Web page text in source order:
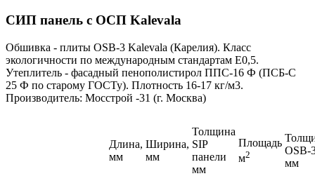
СИП панель с ОСП Kalevala
Обшивка - плиты ОSB-3 Kalevala (Карелия). Класс
экологичности по международным стандартам Е0,5.
Утеплитель - фасадный пенополистирол ППС-16 Ф (ПСБ-С
25 Ф по старому ГОСТу). Плотность 16-17 кг/м3.
Производитель: Мосстрой -31 (г. Москва)
Длина,
мм
Ширина,
мм
Толщина
SIP
панели
мм
Площадь
м2
OSB-
мм